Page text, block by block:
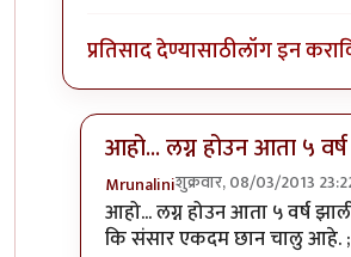
प्रतिसाद देण्यासाठीलॉग इन करा
आहो... लग्न होउन आता ५ वर्ष
Mrunaliniशुक्रवार, 08/03/2013
In reply toकाय चालु आहे?by
आहो... लग्न होउन आता ५ वर्ष
कि संसार एकदम छान चालु आहे.